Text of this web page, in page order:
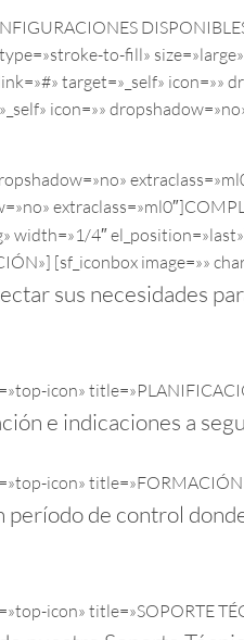
to-fill»
target=»_self»
icon=»»
width=»1/4″
[sf_iconbox image=»»
sus necesidades
icon»
e indicaciones a
icon»
de control
icon» title=»SOPORTE